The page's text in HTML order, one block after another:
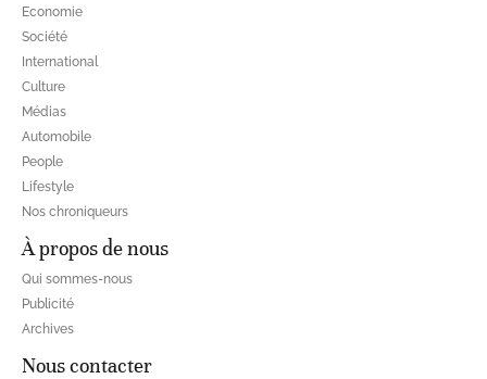
Economie
Société
International
Culture
Médias
Automobile
People
Lifestyle
Nos chroniqueurs
À propos de nous
Qui sommes-nous
Publicité
Archives
Nous contacter